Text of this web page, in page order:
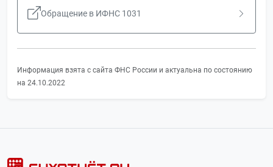
Обращение в ИФНС 1031
Информация взята с сайта ФНС России и актуальна по состоянию
на 24.10.2022